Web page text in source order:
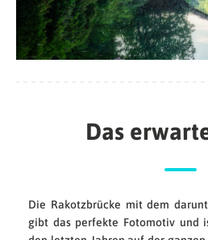
Das
Die Rakotzbrücke mit dem
gibt das perfekte Fotomotiv und